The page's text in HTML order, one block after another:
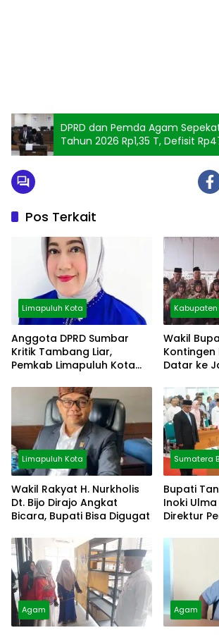
DPRD dan Pemda Agam
Tahun 2026 Rp1,35 T, Defisit
Pos Terkait
Limapuluh Kota
Anggota DPRD Sumbar
Kritik Tambang Liar,
Pemkab Limapuluh Kota
Wakil
Kontingen
Datar ke
Limapuluh Kota
Wakil Rakyat H. Nurkholis
Dt. Bijo Dirajo Angkat
Bicara, Bupati Bisa Digugat
Sumatera
Bupati
Inoki
Direktur
Agam Agam